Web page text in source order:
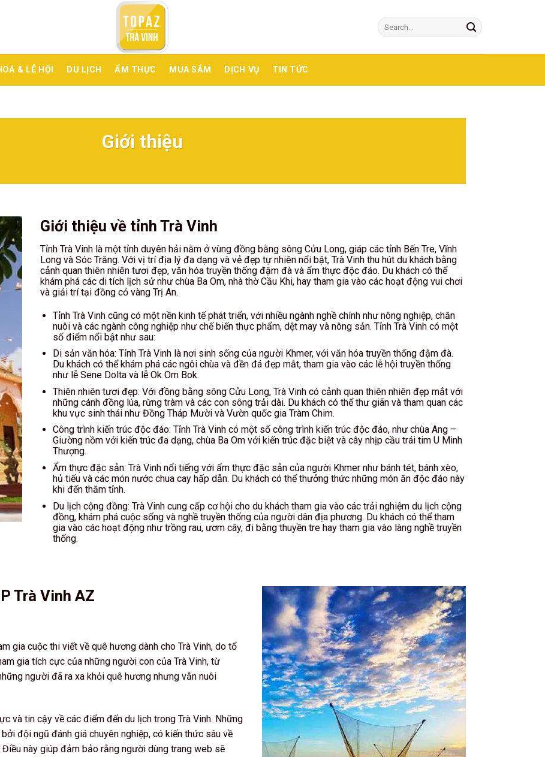
& LỄ HỘI DU LỊCH ẨM THỰC MUA SẮM DỊCH VỤ TIN TỨC
Giới thiệu
Giới thiệu về tỉnh Trà Vinh
Tỉnh Trà Vinh là một tỉnh duyên hải nằm ở vùng đồng bằng sông Cửu Long, giáp các tỉnh Bến Tre, Vĩnh
Long và Sóc Trăng. Với vị trí địa lý đa dạng và vẻ đẹp tự nhiên nổi bật, Trà Vinh thu hút du khách bằng
cảnh quan thiên nhiên tươi đẹp, văn hóa truyền thống đậm đà và ẩm thực độc đáo. Du khách có thể
khám phá các di tích lịch sử như chùa Ba Om, nhà thờ Cầu Khi, hay tham gia vào các hoạt động vui chơi
và giải trí tại đồng cỏ vàng Trị An.
Tỉnh Trà Vinh cũng có một nền kinh tế phát triển, với nhiều ngành nghề chính như nông nghiệp, chăn
nuôi và các ngành công nghiệp như chế biến thực phẩm, dệt may và nông sản. Tỉnh Trà Vinh có một
số điểm nổi bật như sau:
Di sản văn hóa: Tỉnh Trà Vinh là nơi sinh sống của người Khmer, với văn hóa truyền thống đậm đà.
Du khách có thể khám phá các ngôi chùa và đền đá đẹp mắt, tham gia vào các lễ hội truyền thống
như lễ Sene Dolta và lễ Ok Om Bok.
Thiên nhiên tươi đẹp: Với đồng bằng sông Cửu Long, Trà Vinh có cảnh quan thiên nhiên đẹp mắt với
những cánh đồng lúa, rừng tràm và các con sông trải dài. Du khách có thể thư giãn và tham quan các
khu vực sinh thái như Đồng Tháp Mười và Vườn quốc gia Tràm Chim.
Công trình kiến trúc độc đáo: Tỉnh Trà Vinh có một số công trình kiến trúc độc đáo, như chùa Ang –
Giường nồm với kiến trúc đa dạng, chùa Ba Om với kiến trúc đặc biệt và cây nhịp cầu trái tim U Minh
Thượng.
Ẩm thực đặc sản: Trà Vinh nổi tiếng với ẩm thực đặc sản của người Khmer như bánh tét, bánh xèo,
hủ tiếu và các món nước chua cay hấp dẫn. Du khách có thể thưởng thức những món ăn độc đáo này
khi đến thăm tỉnh.
Du lịch cộng đồng: Trà Vinh cung cấp cơ hội cho du khách tham gia vào các trải nghiệm du lịch cộng
đồng, khám phá cuộc sống và nghề truyền thống của người dân địa phương. Du khách có thể tham
gia vào các hoạt động như trồng rau, ươm cây, đi bằng thuyền tre hay tham gia vào làng nghề truyền
thống.
Trà Vinh AZ
gia cuộc thi viết về quê hương dành cho Trà Vinh, do tổ
gia tích cực của những người con của Trà Vinh, từ
người đã ra xa khỏi quê hương nhưng vẫn nuôi
và tin cậy về các điểm đến du lịch trong Trà Vinh. Những
đội ngũ đánh giá chuyên nghiệp, có kiến thức sâu về
này giúp đảm bảo rằng người dùng trang web sẽ